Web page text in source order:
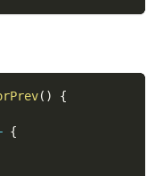
( )
{
{